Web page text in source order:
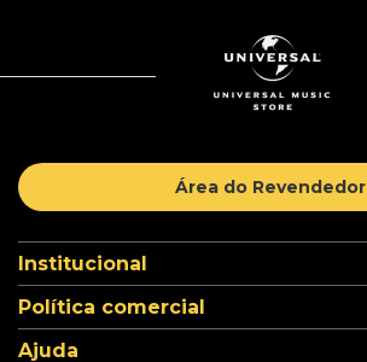
Área do Revendedor
Institucional
Política comercial
Ajuda